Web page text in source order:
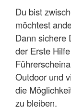
Du bist
möchtest
Dann sichere
der Erste
Outdoor und
die
zu bleiben.